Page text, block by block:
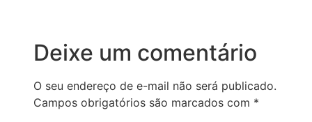
Deixe um comentário
O seu endereço de e-mail não será publicado.
Campos obrigatórios são marcados com *